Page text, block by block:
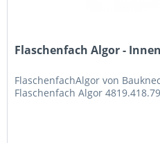
Flaschenfach Algor -
FlaschenfachAlgor von
Flaschenfach Algor